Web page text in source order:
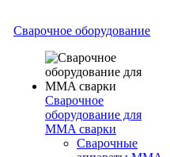
Сварочное оборудование
Сварочное
оборудование для
MMA сварки
Сварочные